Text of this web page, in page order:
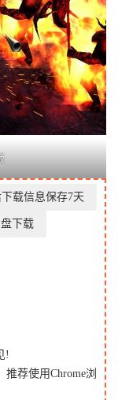
载信息保存7天
下载
!
荐使用Chrome浏